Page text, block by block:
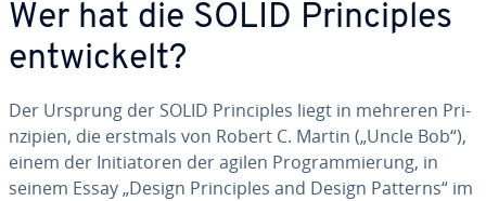
Wer hat die SOLID Pri­nciples
entwic­kelt?
Der Ursprung der SOLID Pri­nciples liegt in mehreren Pri­
nzi­pien, die erstmals von Robert C. Martin („Uncle Bob“),
einem der Ini­tia­to­ren der agilen Prog­ram­mierung, in
seinem Essay „Design Pri­nciples and Design Patterns“ im